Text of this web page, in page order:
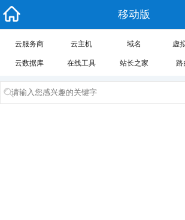
移动版
云服务商 云主机 域名 虚
云数据库 在线工具 站长之家 路